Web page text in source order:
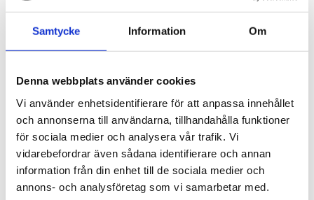
Samtycke Information Om
Denna webbplats använder cookies
Vi använder enhetsidentifierare för att anpassa innehållet
och annonserna till användarna, tillhandahålla funktioner
för sociala medier och analysera vår trafik. Vi
vidarebefordrar även sådana identifierare och annan
information från din enhet till de sociala medier och
annons- och analysföretag som vi samarbetar med.